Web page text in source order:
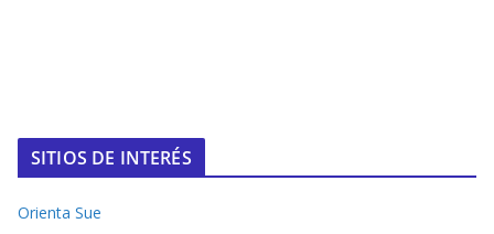
SITIOS DE INTERÉS
Orienta Sue